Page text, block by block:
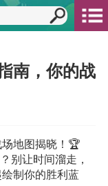
南，你的战
地图揭晓！🏆
别让时间溜走，
制你的胜利蓝